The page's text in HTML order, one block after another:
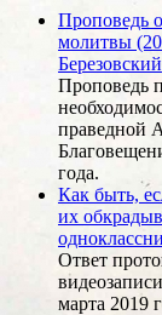
Проповедь
молитвы
Березовский
Проповедь
праведной
года.
Как быть,
их
Ответ
марта 2019